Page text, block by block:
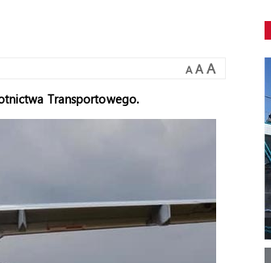
A A A
Transportowego.